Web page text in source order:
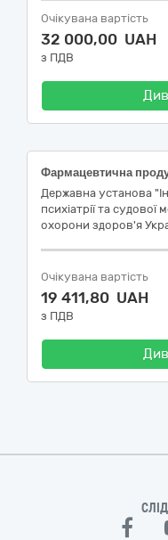
Очікувана вартість
32 000,00 UAH
з ПДВ
Державна установа
психіатрії та судової
охорони здоров'я
Очікувана вартість
19 411,80 UAH
з ПДВ